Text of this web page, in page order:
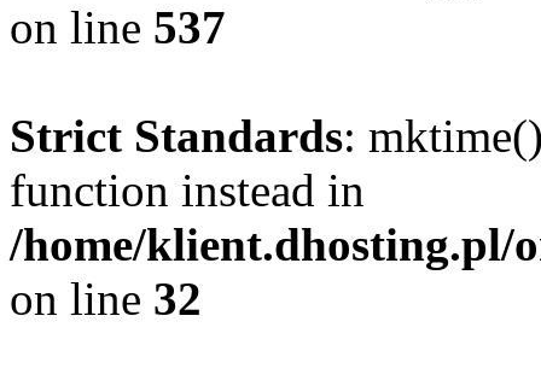
on line 537
Strict Standards:
function instead in
/home/klient.dhosting.pl/
on line 32